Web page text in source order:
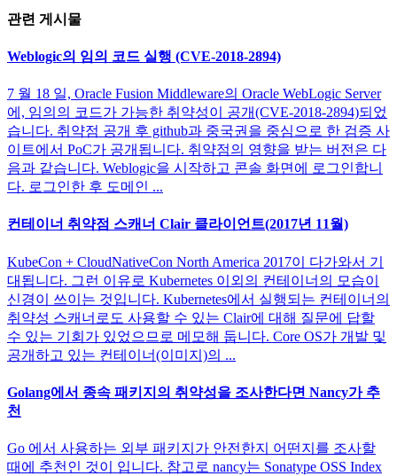
관련 게시물
Weblogic의 임의 코드 실행 (CVE-2018-2894)
7 월 18 일, Oracle Fusion Middleware의 Oracle WebLogic Server
에, 임의의 코드가 가능한 취약성이 공개(CVE-2018-2894)되었
습니다. 취약점 공개 후 github과 중국권을 중심으로 한 검증 사
이트에서 PoC가 공개됩니다. 취약점의 영향을 받는 버전은 다
음과 같습니다. Weblogic을 시작하고 콘솔 화면에 로그인합니
다. 로그인한 후 도메인 ...
컨테이너 취약점 스캐너 Clair 클라이언트(2017년 11월)
KubeCon + CloudNativeCon North America 2017이 다가와서 기
대됩니다. 그런 이유로 Kubernetes 이외의 컨테이너의 모습이
신경이 쓰이는 것입니다. Kubernetes에서 실행되는 컨테이너의
취약성 스캐너로도 사용할 수 있는 Clair에 대해 질문에 답할
수 있는 기회가 있었으므로 메모해 둡니다. Core OS가 개발 및
공개하고 있는 컨테이너(이미지)의 ...
Golang에서 종속 패키지의 취약성을 조사한다면 Nancy가 추
천
Go 에서 사용하는 외부 패키지가 안전한지 어떤지를 조사할
때에 추천인 것이 입니다. 참고로 nancy는 Sonatype OSS Index